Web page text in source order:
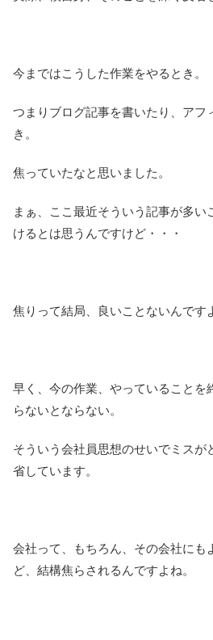
今まではこうした作業をやるとき。
つまりブログ記事を書いたり、アフ
き。
焦っていたなと思いました。
まぁ、ここ最近そういう記事が多い
けるとは思うんですけど・・・
焦りって結局、良いことないんです
早く、今の作業、やっていることを
らないとならない。
そういう会社員思想のせいでミスが
省しています。
会社って、もちろん、その会社にも
ど、結構焦らされるんですよね。